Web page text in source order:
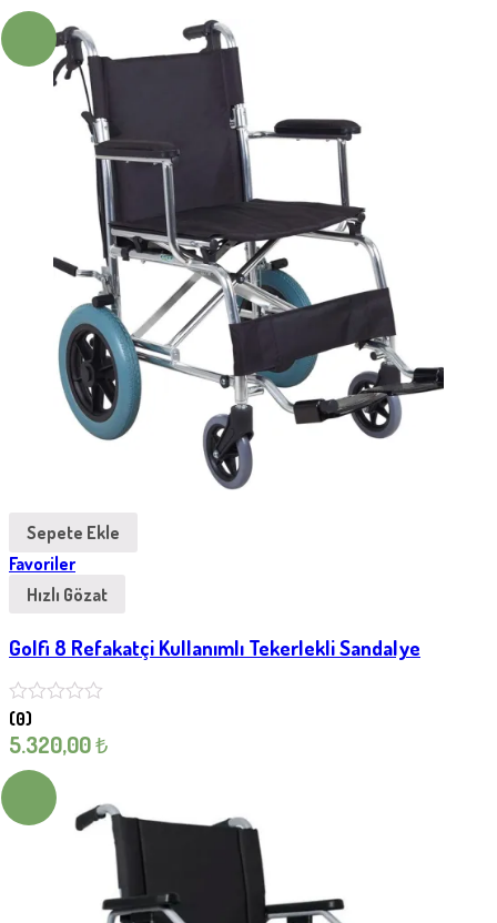
Sepete Ekle
Favoriler
Hızlı Gözat
Golfi 8 Refakatçi Kullanımlı Tekerlekli Sandalye
(0)
5.320,00₺